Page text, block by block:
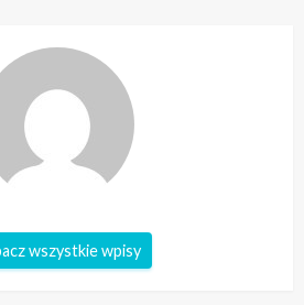
wszystkie wpisy